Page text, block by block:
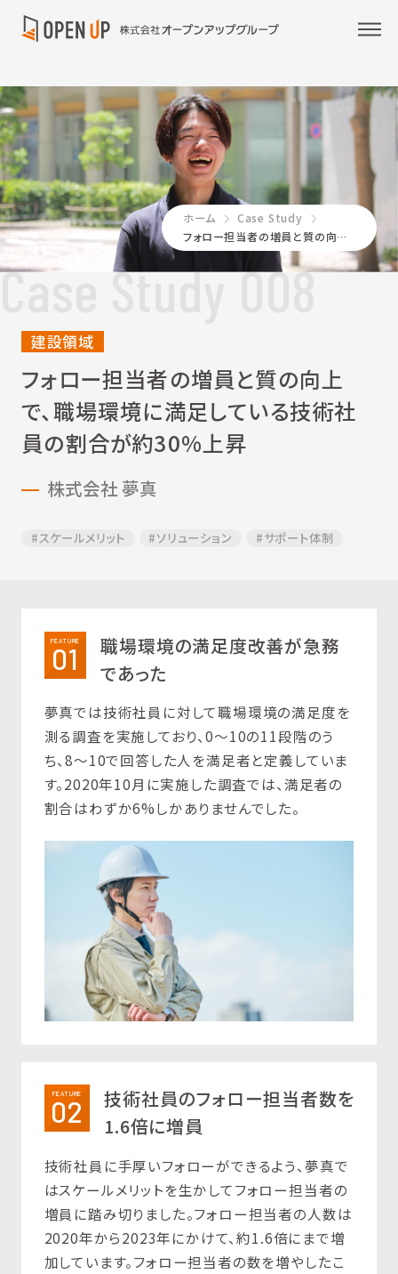
Case Study 008
建設領域
フォロー担当者の増員と質の向上
で、職場環境に満足している技術社
員の割合が約30%上昇
株式会社 夢真
#スケールメリット #ソリューション #サポート体制
ホーム
Case Study
フォロー担当者の増員と質の向上で、職場環境に満足している技術社員の割合が約30%上昇
FEATURE
01
職場環境の満足度改善が急務
であった
夢真では技術社員に対して職場環境の満足度を
測る調査を実施しており、0～10の11段階のう
ち、8～10で回答した人を満足者と定義していま
す。2020年10月に実施した調査では、満足者の
割合はわずか6%しかありませんでした。
FEATURE
02
技術社員のフォロー担当者数を
1.6倍に増員
技術社員に手厚いフォローができるよう、夢真で
はスケールメリットを生かしてフォロー担当者の
増員に踏み切りました。フォロー担当者の人数は
2020年から2023年にかけて、約1.6倍にまで増
加しています。フォロー担当者の数を増やしたこ